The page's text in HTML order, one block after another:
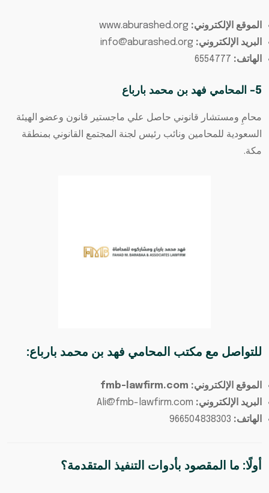
الموقع الإلكتروني: www.aburashed.org
البريد الإلكتروني:
الهاتف:
5- المحامي فهد بن محمد بارباع
محامِ ومستشار قانوني حاصل علي ماجستير قانون وعضو الهيئة
السعودية للمحامين ونائب رئيس لجنة المجتمع القانوني بمنطقة
مكة.
للتواصل مع مكتب المحامي فهد بن محمد بارباع:
الموقع الإلكتروني: fmb-lawfirm.com
البريد الإلكتروني: Ali@fmb-lawfirm.com
الهاتف:
أولًا: ما المقصود بأدوات التنفيذ المتقدمة؟